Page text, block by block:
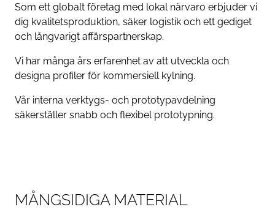
Som ett globalt företag med lokal närvaro erbjuder vi
dig kvalitetsproduktion, säker logistik och ett gediget
och långvarigt affärspartnerskap.
Vi har många års erfarenhet av att utveckla och
designa profiler för kommersiell kylning.
Vår interna verktygs- och prototypavdelning
säkerställer snabb och flexibel prototypning.
MÅNGSIDIGA MATERIAL